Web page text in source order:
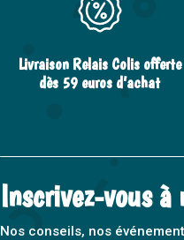
Livraison Relais Colis offerte
dès 59 euros d’achat
Inscrivez-vous
Nos conseils, nos